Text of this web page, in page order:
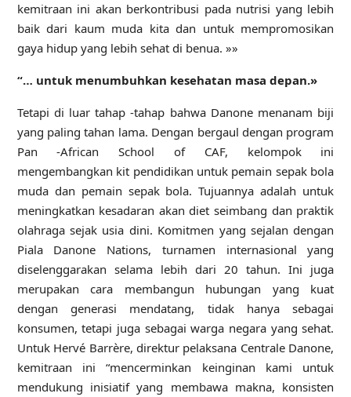
kemitraan ini akan berkontribusi pada nutrisi yang lebih
baik dari kaum muda kita dan untuk mempromosikan
gaya hidup yang lebih sehat di benua. »»
“… untuk menumbuhkan kesehatan masa depan.»
Tetapi di luar tahap -tahap bahwa Danone menanam biji
yang paling tahan lama. Dengan bergaul dengan program
Pan -African School of CAF, kelompok ini
mengembangkan kit pendidikan untuk pemain sepak bola
muda dan pemain sepak bola. Tujuannya adalah untuk
meningkatkan kesadaran akan diet seimbang dan praktik
olahraga sejak usia dini. Komitmen yang sejalan dengan
Piala Danone Nations, turnamen internasional yang
diselenggarakan selama lebih dari 20 tahun. Ini juga
merupakan cara membangun hubungan yang kuat
dengan generasi mendatang, tidak hanya sebagai
konsumen, tetapi juga sebagai warga negara yang sehat.
Untuk Hervé Barrère, direktur pelaksana Centrale Danone,
kemitraan ini “mencerminkan keinginan kami untuk
mendukung inisiatif yang membawa makna, konsisten